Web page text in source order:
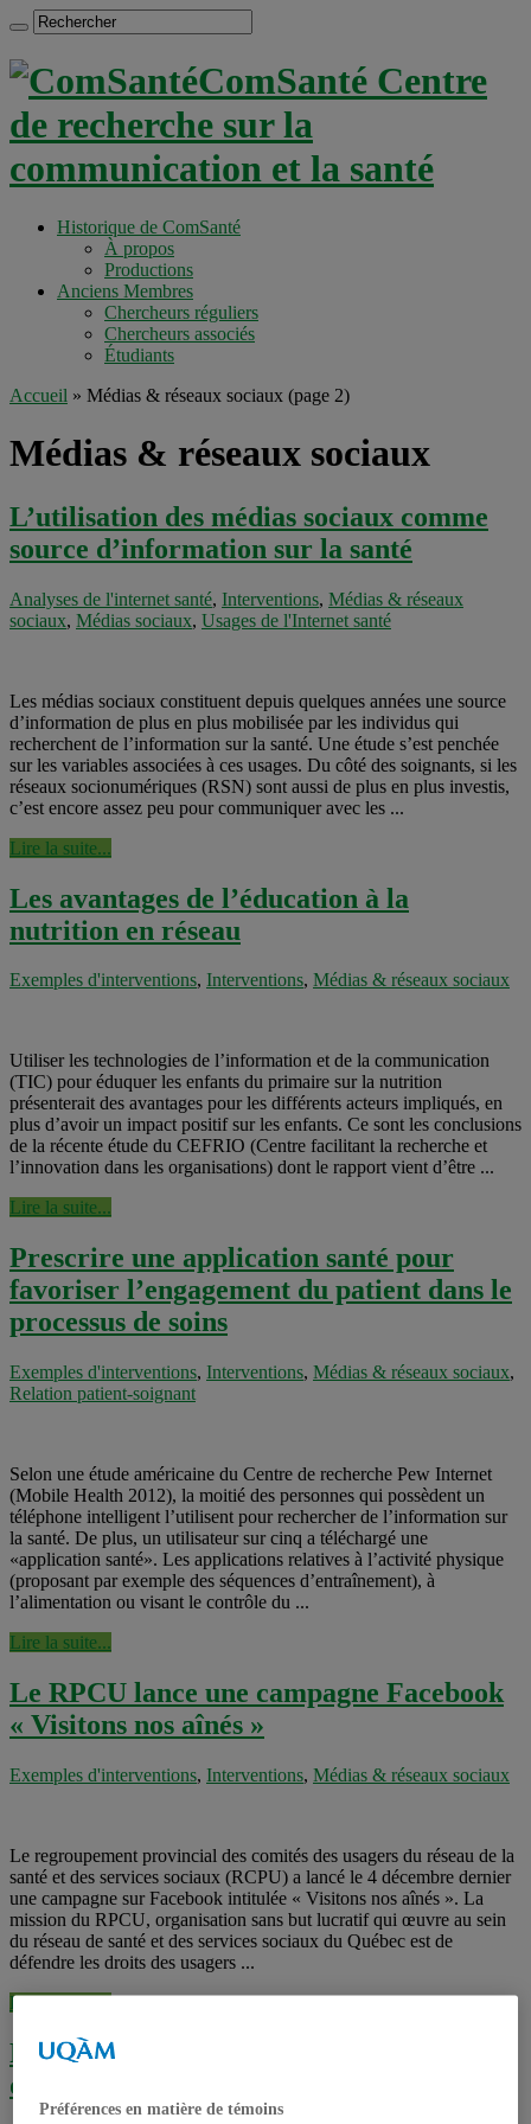
ComSanté Centre
de recherche sur la
communication et la santé
Historique de ComSanté
À propos
Productions
Anciens Membres
Chercheurs réguliers
Chercheurs associés
Étudiants
Accueil » Médias & réseaux sociaux (page 2)
Médias & réseaux sociaux
L’utilisation des médias sociaux comme
source d’information sur la santé
Analyses de l'internet santé, Interventions, Médias & réseaux
sociaux, Médias sociaux, Usages de l'Internet santé
Les médias sociaux constituent depuis quelques années une source
d’information de plus en plus mobilisée par les individus qui
recherchent de l’information sur la santé. Une étude s’est penchée
sur les variables associées à ces usages. Du côté des soignants, si les
réseaux socionumériques (RSN) sont aussi de plus en plus investis,
c’est encore assez peu pour communiquer avec les ...
Lire la suite...
Les avantages de l’éducation à la
nutrition en réseau
Exemples d'interventions, Interventions, Médias & réseaux sociaux
Utiliser les technologies de l’information et de la communication
(TIC) pour éduquer les enfants du primaire sur la nutrition
présenterait des avantages pour les différents acteurs impliqués, en
plus d’avoir un impact positif sur les enfants. Ce sont les conclusions
de la récente étude du CEFRIO (Centre facilitant la recherche et
l’innovation dans les organisations) dont le rapport vient d’être ...
Lire la suite...
Prescrire une application santé pour
favoriser l’engagement du patient dans le
processus de soins
Exemples d'interventions, Interventions, Médias & réseaux sociaux,
Relation patient-soignant
Selon une étude américaine du Centre de recherche Pew Internet
(Mobile Health 2012), la moitié des personnes qui possèdent un
téléphone intelligent l’utilisent pour rechercher de l’information sur
la santé. De plus, un utilisateur sur cinq a téléchargé une
«application santé». Les applications relatives à l’activité physique
(proposant par exemple des séquences d’entraînement), à
l’alimentation ou visant le contrôle du ...
Lire la suite...
Le RPCU lance une campagne Facebook
« Visitons nos aînés »
Exemples d'interventions, Interventions, Médias & réseaux sociaux
Le regroupement provincial des comités des usagers du réseau de la
santé et des services sociaux (RCPU) a lancé le 4 décembre dernier
une campagne sur Facebook intitulée « Visitons nos aînés ». La
mission du RPCU, organisation sans but lucratif qui œuvre au sein
du réseau de santé et des services sociaux du Québec est de
défendre les droits des usagers ...
Lire la suite...
RéadApps : développement et validation
d’un portail d’Apps en réadaptation
Préférences en matière de témoins